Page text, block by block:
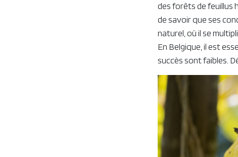
des forêts de feuillus
de savoir que ses
naturel, où il se
En Belgique, il est
succès sont faibles.